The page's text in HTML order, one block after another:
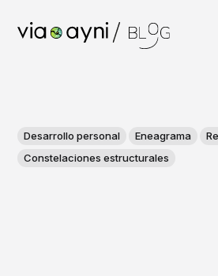
Desarrollo personal Eneagrama
Constelaciones estructurales